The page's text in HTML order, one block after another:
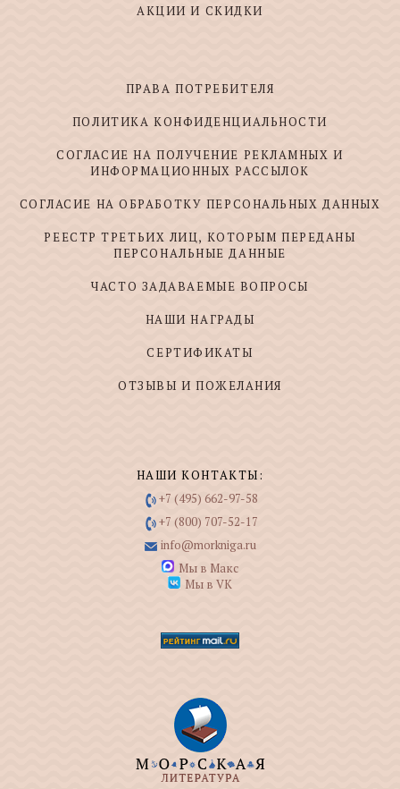
АКЦИИ И СКИДКИ
ПРАВА ПОТРЕБИТЕЛЯ
ПОЛИТИКА КОНФИДЕНЦИАЛЬНОСТИ
СОГЛАСИЕ НА ПОЛУЧЕНИЕ РЕКЛАМНЫХ И
ИНФОРМАЦИОННЫХ РАССЫЛОК
СОГЛАСИЕ НА ОБРАБОТКУ ПЕРСОНАЛЬНЫХ ДАННЫХ
РЕЕСТР ТРЕТЬИХ ЛИЦ, КОТОРЫМ ПЕРЕДАНЫ
ПЕРСОНАЛЬНЫЕ ДАННЫЕ
ЧАСТО ЗАДАВАЕМЫЕ ВОПРОСЫ
НАШИ НАГРАДЫ
СЕРТИФИКАТЫ
ОТЗЫВЫ И ПОЖЕЛАНИЯ
НАШИ КОНТАКТЫ:
+7 (495) 662-97-58
+7 (800) 707-52-17
info@morkniga.ru
Мы в Макс
Мы в VK